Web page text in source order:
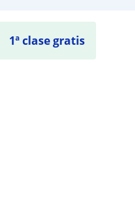
1ª clase gratis